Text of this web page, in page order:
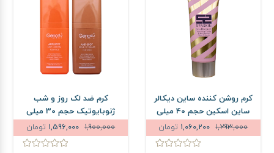
کرم روشن کننده ساین دیکالر
ساین اسکین حجم 40 میلی
لیتر 1,293,000 تومان
کرم ضد لک روز و شب
ژنوبایوتیک حجم 30 میلی
لیتر
1,900,000 تومان